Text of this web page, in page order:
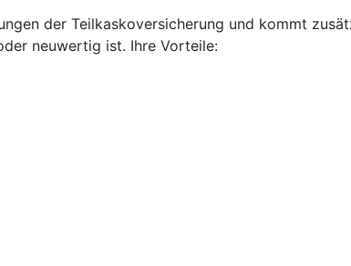
der Teilkaskoversicherung und kommt
neuwertig ist. Ihre Vorteile: